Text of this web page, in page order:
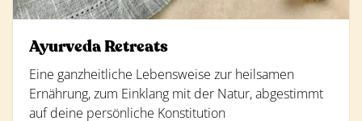
Ayurveda Retreats
Eine ganzheitliche Lebensweise zur heilsamen
Ernährung, zum Einklang mit der Natur, abgestimmt
auf deine persönliche Konstitution